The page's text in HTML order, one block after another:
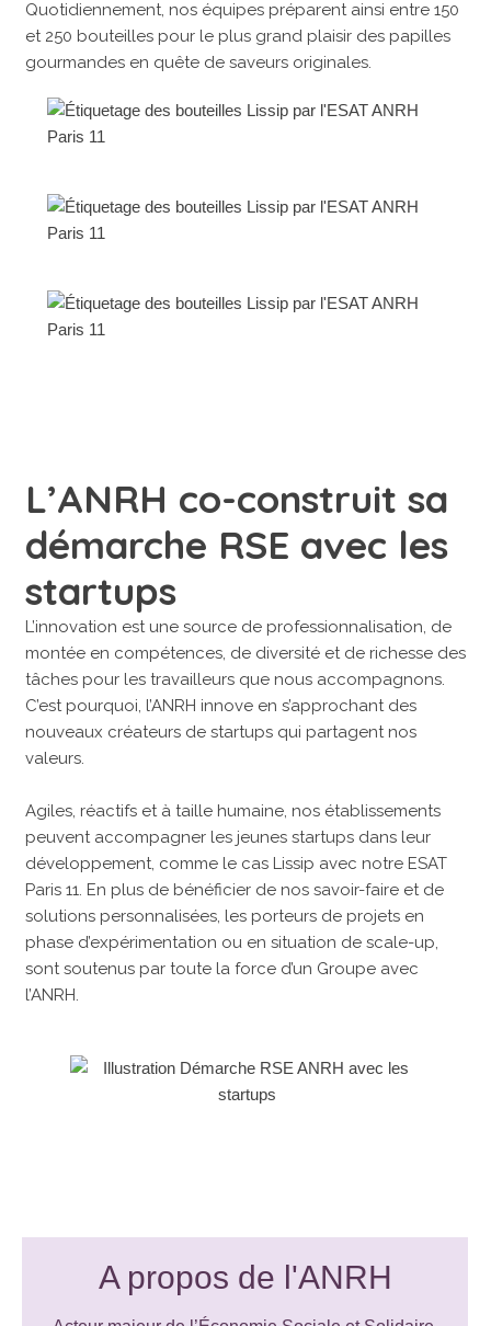
Quotidiennement, nos équipes préparent ainsi entre 150
et 250 bouteilles pour le plus grand plaisir des papilles
gourmandes en quête de saveurs originales.
L’ANRH co-construit sa
démarche RSE avec les
startups
L’innovation est une source de professionnalisation, de
montée en compétences, de diversité et de richesse des
tâches pour les travailleurs que nous accompagnons.
C’est pourquoi, l’ANRH innove en s’approchant des
nouveaux créateurs de startups qui partagent nos
valeurs.
Agiles, réactifs et à taille humaine, nos établissements
peuvent accompagner les jeunes startups dans leur
développement, comme le cas Lissip avec notre ESAT
Paris 11. En plus de bénéficier de nos savoir-faire et de
solutions personnalisées, les porteurs de projets en
phase d’expérimentation ou en situation de scale-up,
sont soutenus par toute la force d’un Groupe avec
l’ANRH.
A propos de l'ANRH